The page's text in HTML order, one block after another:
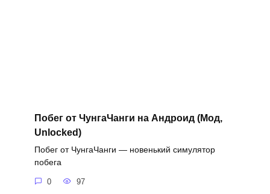
Побег от ЧунгаЧанги на Андроид (Мод,
Unlocked)
Побег от ЧунгаЧанги — новенький симулятор
побега
0 97